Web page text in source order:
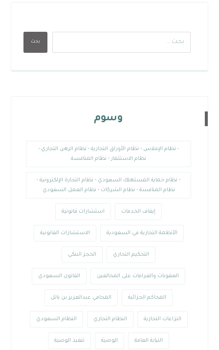
بحث
وسوم
- نظام الإفلاس - نظام الأوراق التجارية - نظام الرهن التجاري -
نظام الاستثمار - نظام المنافسة
- نظام حماية المستهلك السعودي - نظام التجارة الإلكترونية -
نظام المنافسة - نظام الشركات - نظام العمل السعودي
إيقاف الخدمات استشارات قانونية
الأنظمة التجارية في السعودية الاستشارات القانونية
التحكيم التجاري الحجز البنكي
العقوبات والغرامات على المخالفين القانون السعودي
المحاكم الجزائية المحامي عبدالعزيز بن باتل
النزاعات التجارية النظام التجاري النظام السعودي
النيابة العامة الوصية تنفيذ الوصية